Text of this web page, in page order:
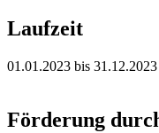
Laufzeit
01.01.2023 bis 31.12.2023
Förderung